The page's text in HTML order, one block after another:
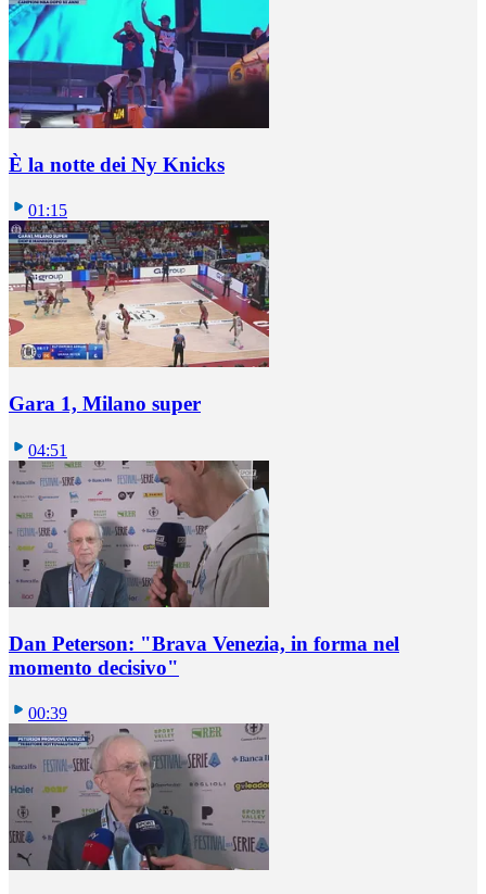
È la notte dei Ny Knicks
01:15
Gara 1, Milano super
04:51
Dan Peterson: "Brava Venezia, in forma nel
momento decisivo"
00:39